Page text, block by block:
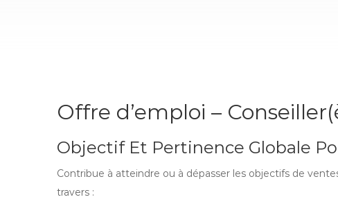
Offre d’emploi –
Objectif Et Pertinence Globale
Contribue à atteindre ou à dépasser les objectifs de
travers :